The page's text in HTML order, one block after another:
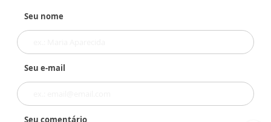
Seu nome
Seu e-mail
Seu comentário